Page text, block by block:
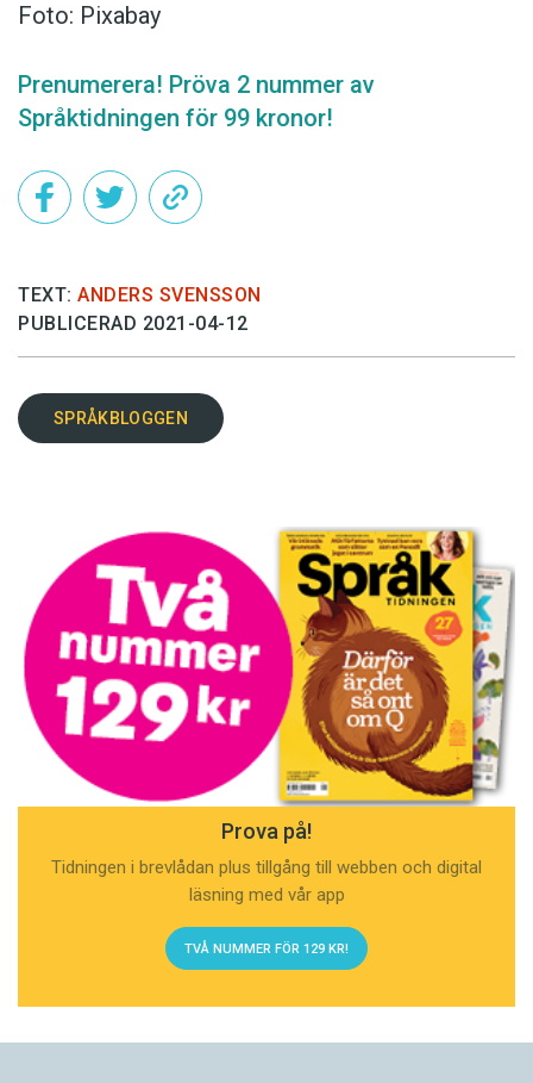
Foto: Pixabay
Prenumerera! Pröva 2 nummer av
Språktidningen för 99 kronor!
TEXT: ANDERS SVENSSON
PUBLICERAD 2021-04-12
SPRÅKBLOGGEN
Prova på!
Tidningen i brevlådan plus tillgång till webben och digital
läsning med vår app
TVÅ NUMMER FÖR 129 KR!